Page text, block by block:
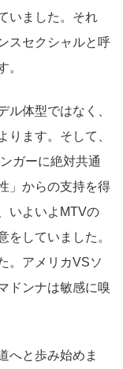
いました。それ
スセクシャルと呼
。
ル体型ではなく、
ります。そして、
ガーに絶対共通
」からの支持を得
いよいよMTVの
をしていました。
。アメリカVSソ
ドンナは敏感に嗅
へと歩み始めま